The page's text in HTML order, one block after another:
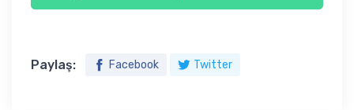
Paylaş: Facebook Twitter